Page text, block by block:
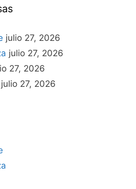
julio 27, 2026
julio 27, 2026
27, 2026
julio 27, 2026